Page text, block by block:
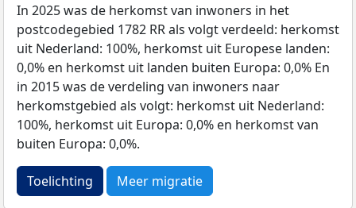
In 2025 was de herkomst van inwoners in het
postcodegebied 1782 RR als volgt verdeeld: herkomst
uit Nederland: 100%, herkomst uit Europese landen:
0,0% en herkomst uit landen buiten Europa: 0,0% En
in 2015 was de verdeling van inwoners naar
herkomstgebied als volgt: herkomst uit Nederland:
100%, herkomst uit Europa: 0,0% en herkomst van
buiten Europa: 0,0%.
Toelichting Meer migratie